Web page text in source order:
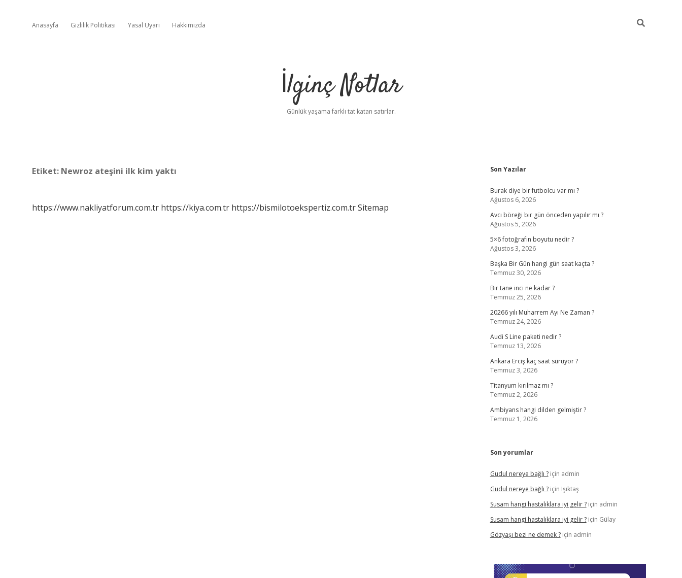
Anasayfa Gizlilik Politikası Yasal Uyarı Hakkımızda
İlginç Notlar
Günlük yaşama farklı tat katan satırlar.
Etiket: Newroz ateşini ilk kim yaktı
https://www.nakliyatforum.com.tr https://kiya.com.tr https://bismilotoekspertiz.com.trSitemap
Sidebar
Son Yazılar
Burak diye bir futbolcu var mı ?
Ağustos 6, 2026
Avcı böreği bir gün önceden yapılır mı ?
Ağustos 5, 2026
5×6 fotoğrafın boyutu nedir ?
Ağustos 3, 2026
Başka Bir Gün hangi gün saat kaçta ?
Temmuz 30, 2026
Bir tane inci ne kadar ?
Temmuz 25, 2026
20266 yılı Muharrem Ayı Ne Zaman ?
Temmuz 24, 2026
Audi S Line paketi nedir ?
Temmuz 13, 2026
Ankara Erciş kaç saat sürüyor ?
Temmuz 3, 2026
Titanyum kırılmaz mı ?
Temmuz 2, 2026
Ambiyans hangi dilden gelmiştir ?
Temmuz 1, 2026
Son yorumlar
Gudul nereye bağlı ?için admin
Gudul nereye bağlı ?için Işıktaş
Susam hangi hastalıklara iyi gelir ?için admin
Susam hangi hastalıklara iyi gelir ?için Gülay
Gözyaşı bezi ne demek ?için admin